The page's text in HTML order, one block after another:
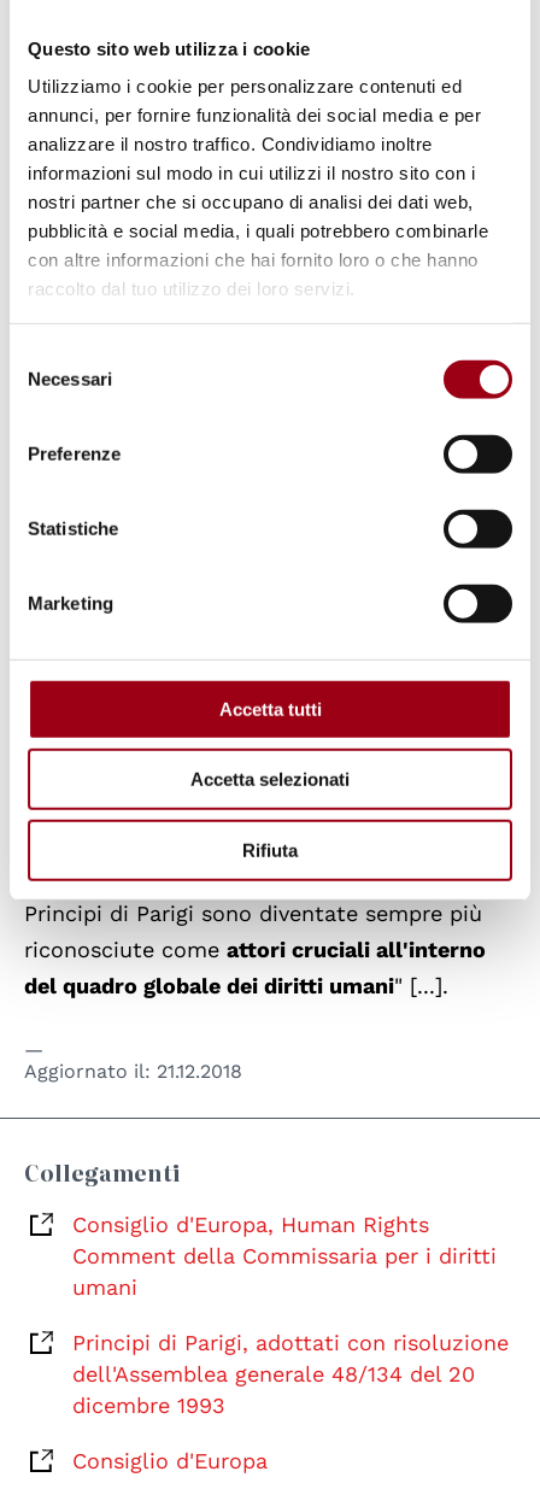
Questo sito web utilizza i cookie
Utilizziamo i cookie per personalizzare contenuti ed
annunci, per fornire funzionalità dei social media e per
analizzare il nostro traffico. Condividiamo inoltre
informazioni sul modo in cui utilizzi il nostro sito con i
nostri partner che si occupano di analisi dei dati web,
pubblicità e social media, i quali potrebbero combinarle
con altre informazioni che hai fornito loro o che hanno
raccolto dal tuo utilizzo dei loro servizi.
delNecessari
Preferenze
Statistiche
Marketing
Accetta tutti
Accetta selezionati
Rifiuta
procedura di selezione e di designazione dei
dirigenti loro preposti che sia inclusiva e
trasparente; essere indipendenti sia nel
giuridicamente che nella pratica; avere
accesso a risorse e personale sufficienti; e
cooperare efficacemente con le parti
interessate nazionali e internazionali.
dallo stato, le INDI beneficiano di una
responsabili politici. Allo stesso tempo, hanno
il mandato di cooperare strettamente con la
società civile. Possono quindi fungere da
. Come attori locali, le INDI hanno
una profonda comprensione del contesto
nazionale e possono condurre una costante
azione di cambiamento.
Non tutte le istituzioni nazionale per i diritti
umani sono pienamente efficaci e
indipendenti, ma quelle che rispettano i
Principi di Parigi sono diventate sempre più
riconosciute come attori cruciali all'interno
del quadro globale dei diritti umani" [...].
Aggiornato il: 21.12.2018
Collegamenti
Consiglio d'Europa, Human Rights
Comment della Commissaria per i diritti
umani
Principi di Parigi, adottati con risoluzione
dell'Assemblea generale 48/134 del 20
dicembre 1993
Consiglio d'Europa